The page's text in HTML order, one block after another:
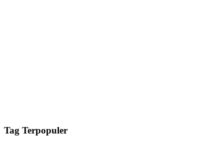
Tag Terpopuler